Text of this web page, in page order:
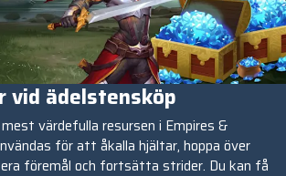
vid ädelstensköp
värdefulla resursen i Empires &
för att åkalla hjältar, hoppa över
föremål och fortsätta strider. Du kan få